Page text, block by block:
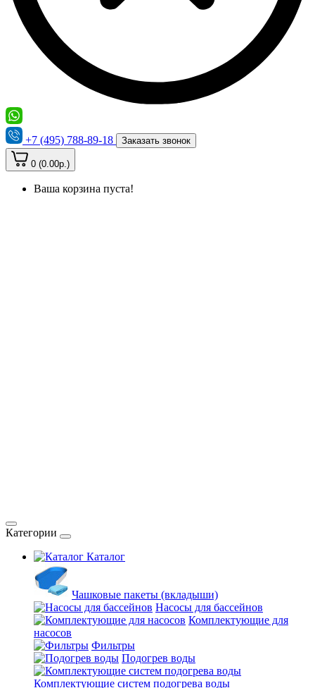
+7 (495) 788-89-18 Заказать звонок
0 (0.00р.)
Ваша корзина пуста!
Категории
Каталог
Чашковые пакеты (вкладыши)
Насосы для бассейнов
Комплектующие для
насосов
Фильтры
Подогрев воды
Комплектующие систем подогрева воды